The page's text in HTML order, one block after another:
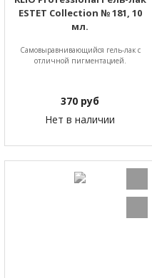
ESTET Collection № 181, 10
мл.
Самовыравнивающийся гель-лак с
отличной пигментацией.
370 руб
Нет в наличии